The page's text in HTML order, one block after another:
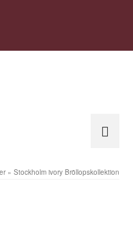
» Stockholm ivory Bröllopskollektion